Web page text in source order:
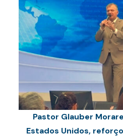
Pastor Glauber
Estados Unidos,